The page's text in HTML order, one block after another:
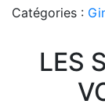
Catégories :
LES